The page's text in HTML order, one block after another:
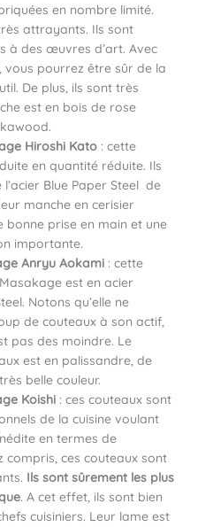
en nombre limité.
attrayants. Ils sont
à des œuvres d’art. Avec
, vous pourrez être sûr de la
De plus, ils sont très
est en bois de rose
Hiroshi Kato : cette
en quantité réduite. Ils
Blue Paper Steel de
manche en cerisier
bonne prise en main et une
importante.
Anryu Aokami : cette
est en acier
Notons qu’elle ne
de couteaux à son actif,
pas des moindre. Le
est en palissandre, de
belle couleur.
Koishi : ces couteaux sont
de la cuisine voulant
en termes de
compris, ces couteaux sont
Ils sont sûrement les plus
. A cet effet, ils sont bien
cuisiniers. Leur lame est